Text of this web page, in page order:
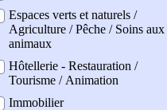
Espaces verts et naturels /
Agriculture / Pêche / Soins aux
animaux
Hôtellerie - Restauration /
Tourisme / Animation
Immobilier